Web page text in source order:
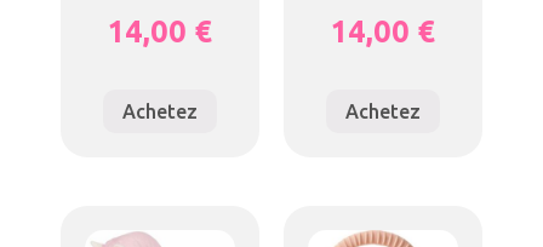
14,00 €
Achetez
14,00 €
Achetez